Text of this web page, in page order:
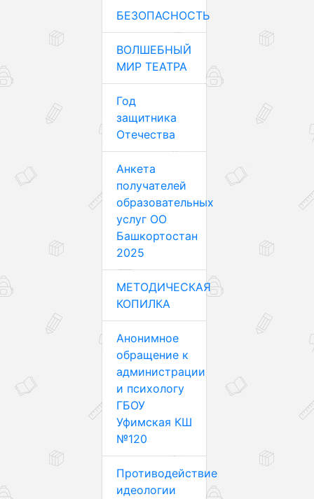
БЕЗОПАСНОСТЬ
ВОЛШЕБНЫЙ
МИР ТЕАТРА
Год
защитника
Отечества
Анкета
получателей
образовательных
услуг ОО
Башкортостан
2025
МЕТОДИЧЕСКАЯ
КОПИЛКА
Анонимное
обращение к
администрации
и психологу
ГБОУ
Уфимская КШ
№120
Противодействие
идеологии